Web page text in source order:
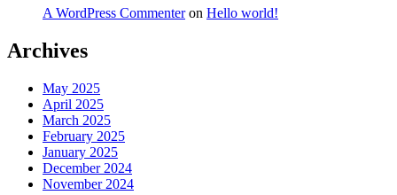
A WordPress Commenteron Hello world!
Archives
May 2025
April 2025
March 2025
February 2025
January 2025
December 2024
November 2024